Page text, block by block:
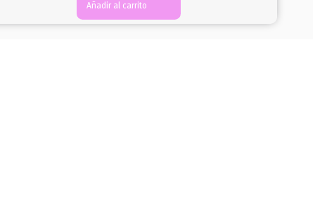
Añadir al carrito